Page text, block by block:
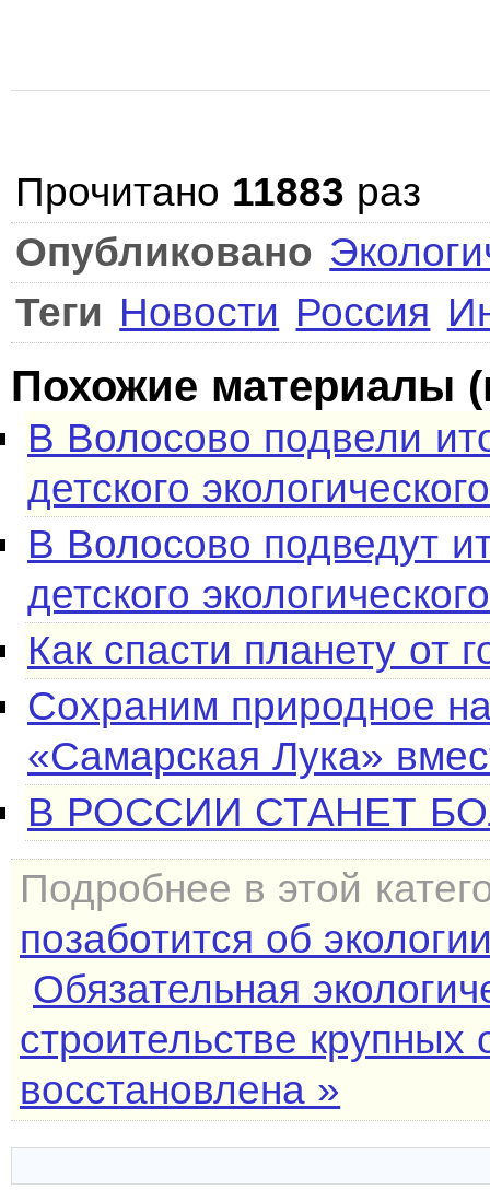
Прочитано 11883 раз
Опубликовано
Теги Новости Россия
Похожие материалы
В Волосово подвели
детского
В Волосово подведут
детского
Как спасти планету от
Сохраним природное
«Самарская Лука»
В РОССИИ СТАНЕТ
Подробнее в этой
позаботится об
Обязательная
строительстве
восстановлена »